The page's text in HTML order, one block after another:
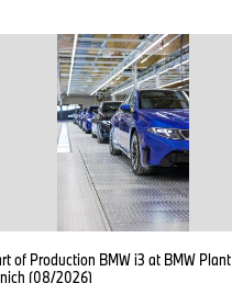
of Production BMW i3 at BMW Plant
(08/2026)